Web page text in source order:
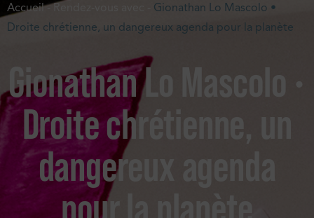
Accueil-Rendez-vous avec
Gionathan Lo Mascolo •
Droite chrétienne, un dangereux agenda pour la planète
Gionathan Lo Mascolo •
Droite chrétienne, un
dangereux agenda
pour la planète